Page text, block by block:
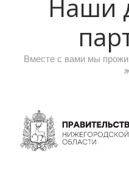
Наши
Вместе с вами мы